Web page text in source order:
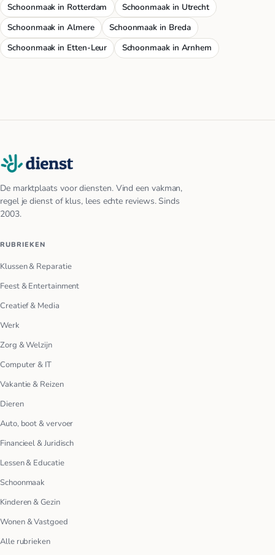
Schoonmaak in Rotterdam
Schoonmaak in Utrecht
Schoonmaak in Almere
Schoonmaak in Breda
Schoonmaak in Etten-Leur
Schoonmaak in Arnhem
De marktplaats voor diensten. Vind een vakman,
regel je dienst of klus, lees echte reviews. Sinds
2003.
RUBRIEKEN
Klussen & Reparatie
Feest & Entertainment
Creatief & Media
Werk
Zorg & Welzijn
Computer & IT
Vakantie & Reizen
Dieren
Auto, boot & vervoer
Financieel & Juridisch
Lessen & Educatie
Schoonmaak
Kinderen & Gezin
Wonen & Vastgoed
Alle rubrieken